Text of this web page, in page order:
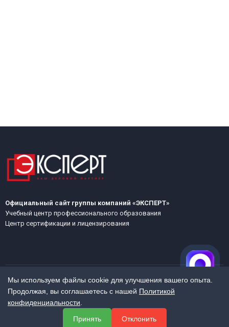
Официальный сайт группы компаний «ЭКСПЕРТ»
Учебный центр профессионального образования
Центр сертификации и лицензирования
МЕНЮ
Мы используем файлы cookie для улучшения вашего опыта.
Продолжая, вы соглашаетесь с нашей Политикой
конфиденциальности
Принять
Отклонить